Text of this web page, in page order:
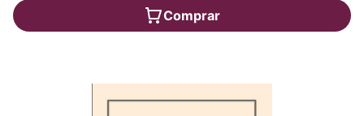
Comprar